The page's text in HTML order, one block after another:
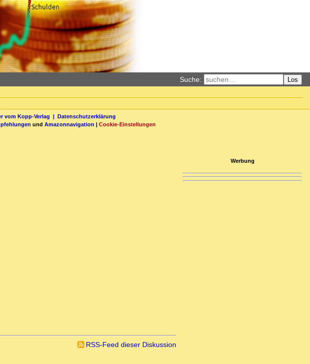
Suche: Los
vom Kopp-Verlag | Datenschutzerklärung
und Amazonnavigation | Cookie-Einstellungen
RSS-Feed dieser Diskussion
Werbung